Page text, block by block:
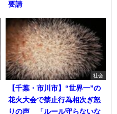
要請
社会
【千葉・市川市】“世界一”の
花火大会で禁止行為相次ぎ怒
りの声 「ルール守らないな